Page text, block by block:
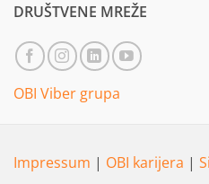
DRUŠTVENE MREŽE
OBI Viber grupa
Impressum | OBI karijera |